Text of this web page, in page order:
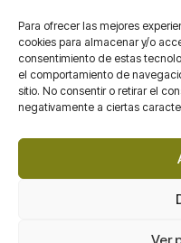
Para ofrecer las mejores
cookies para almacenar y/o
consentimiento de estas
el comportamiento de
sitio. No consentir o retirar el
negativamente a ciertas
Ver
Política de devolución
Cuenta
Mi cuenta
Finalizar compra
Redes